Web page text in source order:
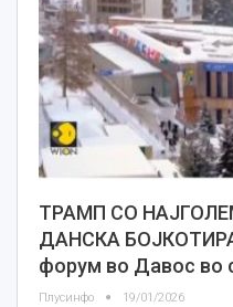
ТРАМП СО
ДАНСКА
форум во Давос во
Плусинфо 19/01/2026